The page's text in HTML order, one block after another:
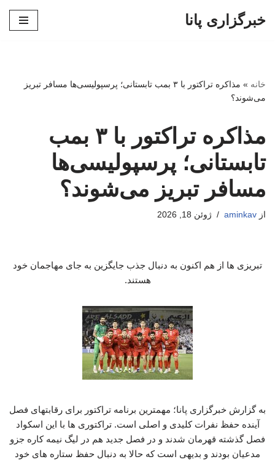
خبرگزاری پانا
خانه »
مذاکره تراکتور با ۳ بمب تابستانی؛ پرسپولیسی‌ها مسافر تبریز
می‌شوند؟
مذاکره تراکتور با ۳ بمب
تابستانی؛ پرسپولیسی‌ها
مسافر تبریز می‌شوند؟
از aminkav ژوئن 18, 2026
تبریزی ها از هم اکنون به دنبال جذب جایگزین به جای مهاجمان خود
هستند.
به گزارش خبرگزاری پانا؛ مهمترین برنامه تراکتور برای رقابتهای فصل
آینده حفظ نفرات کلیدی و اصلی است. تراکتوری ها با این اسکواد
فصل گذشته قهرمان شدند و در فصل جدید هم در لیگ نیمه کاره جزو
مدعیان بودند و بدیهی است که حالا به دنبال حفظ ستاره های خود